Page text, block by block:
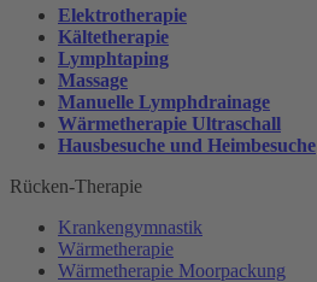
Elektrotherapie
Kältetherapie
Lymphtaping
Massage
Manuelle Lymphdrainage
Wärmetherapie Ultraschall
Hausbesuche und Heimbesuche
Rücken-Therapie
Krankengymnastik
Wärmetherapie
Wärmetherapie Moorpackung